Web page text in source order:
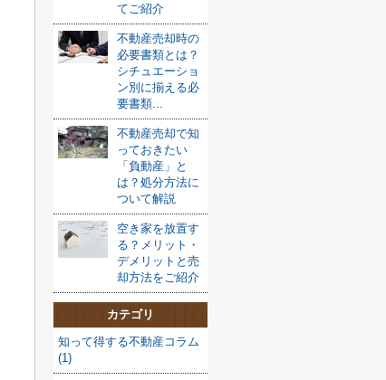
てご紹介
不動産売却時の
必要書類とは？
シチュエーショ
ン別に揃える必
要書類...
不動産売却で知
っておきたい
「負動産」と
は？処分方法に
ついて解説
空き家を放置す
る？メリット・
デメリットと売
却方法をご紹介
カテゴリ
知って得する不動産コラム
(1)